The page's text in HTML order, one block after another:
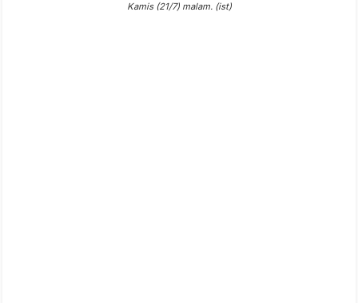
Kamis (21/7) malam. (ist)